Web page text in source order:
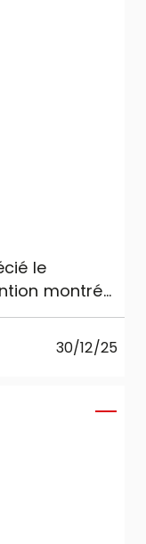
le
montrés
dans le soin
préparation
la qualité du
30/12/25